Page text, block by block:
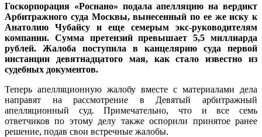
Госкорпорация «Роснано» подала апелляцию на вердикт
Арбитражного суда Москвы, вынесенный по ее же иску к
Анатолию Чубайсу и еще семерым экс-руководителям
компании. Сумма претензий превышает 5,5 миллиарда
рублей. Жалоба поступила в канцелярию суда первой
инстанции девятнадцатого мая, как стало известно из
судебных документов.
Теперь апелляционную жалобу вместе с материалами дела
направят на рассмотрение в Девятый арбитражный
апелляционный суд. Примечательно, что и все семь
ответчиков по этому делу также оспорили принятое ранее
решение, подав свои встречные жалобы.